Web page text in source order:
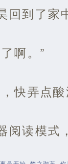
回到了家
啊。”
快弄点酸
阅读模式